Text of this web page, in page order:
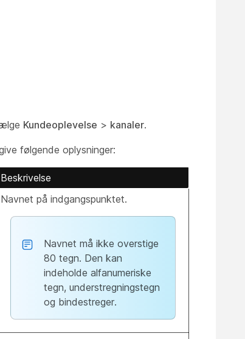
Kundeoplevelse > kanaler.
følgende oplysninger:
Beskrivelse
Navnet på indgangspunktet.
Navnet må ikke overstige
80 tegn. Den kan
indeholde alfanumeriske
tegn, understregningstegn
og bindestreger.